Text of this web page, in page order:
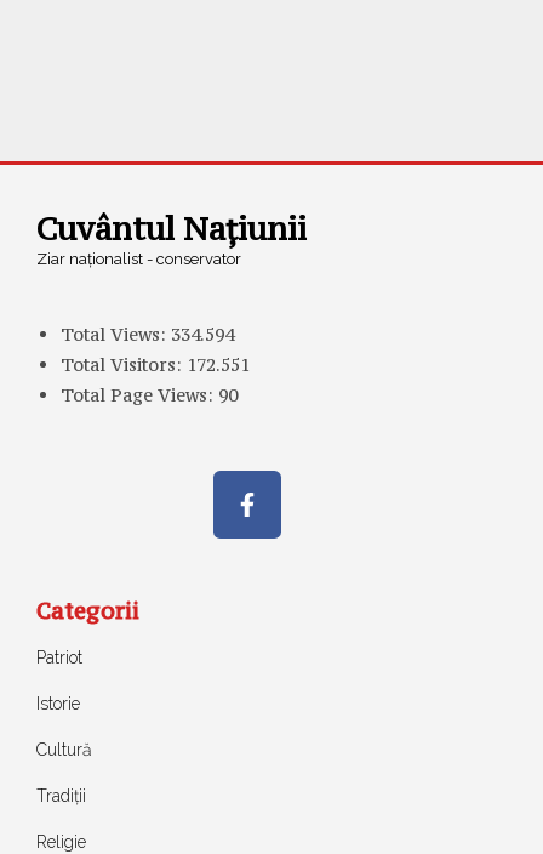
Cuvântul Națiunii
Ziar naționalist - conservator
Total Views: 334.594
Total Visitors: 172.551
Total Page Views: 90
Categorii
Patriot
Istorie
Cultură
Tradiții
Religie